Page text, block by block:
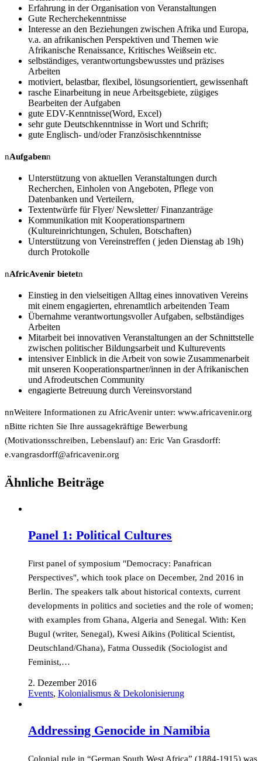
Erfahrung in der Organisation von Veranstaltungen
Gute Recherchekenntnisse
Interesse an den Beziehungen zwischen Afrika und Europa,
v.a. an afrikanischen Perspektiven und Themen wie
Afrikanische Renaissance, Kritisches Weißsein etc.
selbständiges, verantwortungsbewusstes und präzises
Arbeiten
motiviert, belastbar, flexibel, lösungsorientiert, gewissenhaft
rasche Einarbeitung in neue Arbeitsgebiete, zügiges
Bearbeiten der Aufgaben
gute EDV-Kenntnisse(Word, Excel)
sehr gute Deutschkenntnisse in Wort und Schrift;
gute Englisch- und/oder Französischkenntnisse
nAufgabenn
Unterstützung von aktuellen Veranstaltungen durch
Recherchen, Einholen von Angeboten, Pflege von
Datenbanken und Verteilern,
Textentwürfe für Flyer/ Newsletter/ Finanzanträge
Kommunikation mit Kooperationspartnern
(Kultureinrichtungen, Schulen, Botschaften)
Unterstützung von Vereinstreffen ( jeden Dienstag ab 19h)
durch Protokolle
nAfricAvenir bietetn
Einstieg in den vielseitigen Alltag eines innovativen Vereins
mit einem engagierten, ehrenamtlich arbeitenden Team
Übernahme verantwortungsvoller Aufgaben, selbständiges
Arbeiten
Mitarbeit bei innovativen Veranstaltungen an der Schnittstelle
zwischen politischer Bildungsarbeit und Kulturevents
intensiver Einblick in die Arbeit von sowie Zusammenarbeit
mit unseren Kooperationspartner/innen in der Afrikanischen
und Afrodeutschen Community
engagierte Betreuung durch Vereinsvorstand
nnWeitere Informationen zu AfricAvenir unter: www.africavenir.org
nBitte richten Sie Ihre aussagekräftige Bewerbung
(Motivationsschreiben, Lebenslauf) an: Eric Van Grasdorff:
gro.rinevacirfa@ffrodsargnav.e
Ähnliche Beiträge
Panel 1: Political Cultures
First panel of symposium "Democracy: Panafrican
Perspectives", which took place on December, 2nd 2016 in
Berlin. The speakers talk about historical contexts, current
developments in politics and societies and the role of women;
with examples from Ghana, Algeria and Senegal. With: Ken
Bugul (writer, Senegal), Kwesi Aikins (Political Scientist,
Deutschland/Ghana), Fatma Oussedik (Sociologist and
Feminist,…
2. Dezember 2016
Events, Kolonialismus & Dekolonisierung
Addressing Genocide in Namibia
Colonial rule in “German South West Africa” (1884-1915) was